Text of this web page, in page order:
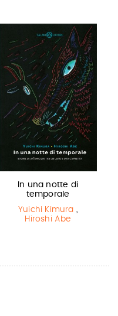
In una notte di
temporale
Yuichi Kimura ,
Hiroshi Abe